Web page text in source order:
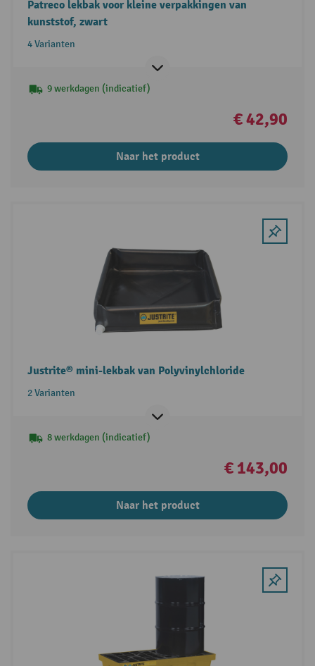
Patreco lekbak voor kleine verpakkingen van
kunststof, zwart
4 Varianten
9 werkdagen (indicatief)
€ 42,90
Naar het product
Justrite® mini-lekbak van Polyvinylchloride
2 Varianten
8 werkdagen (indicatief)
€ 143,00
Naar het product